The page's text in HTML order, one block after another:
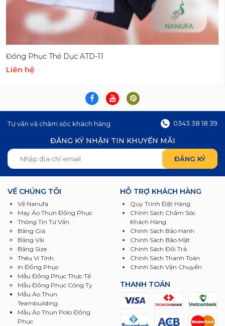
Đồng Phục Thể Dục ATD-11
Liên hệ
Tư vấn và chăm sóc khách hàng 0343 38 18 39
ĐĂNG KÝ NHẬN TIN KHUYẾN MÃI
VỀ CHÚNG TÔI
Về Nanufa
May Áo Thun Đồng Phục
Thông Tin Tư Vấn
Bảng Giá
Bảng Vải
Bảng Size
Thêu Vi Tính
In Đồng Phục
Mẫu Đồng Phục Thực Tế
Mẫu Đồng Phục Công Ty
Mẫu Áo Thun
Teambuilding
Mẫu Áo Thun Polo Đồng
Phục
HỖ TRỢ KHÁCH HÀNG
Quy Trình Đặt Hàng
Chính Sách Chăm Sóc
Khách Hàng
Chính Sách Bảo Hành
Chính Sách Bảo Mật
Chính Sách Đổi Trả
Chính Sách Thanh Toán
Chính Sách Vận Chuyển
THANH TOÁN